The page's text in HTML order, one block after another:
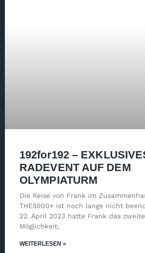
192for192 –
RADEVENT AUF DEM
OLYMPIATURM
Die Reise von Frank im
THE5000+ ist noch lange nicht
22. April 2023 hatte Frank das
Möglichkeit,
WEITERLESEN »